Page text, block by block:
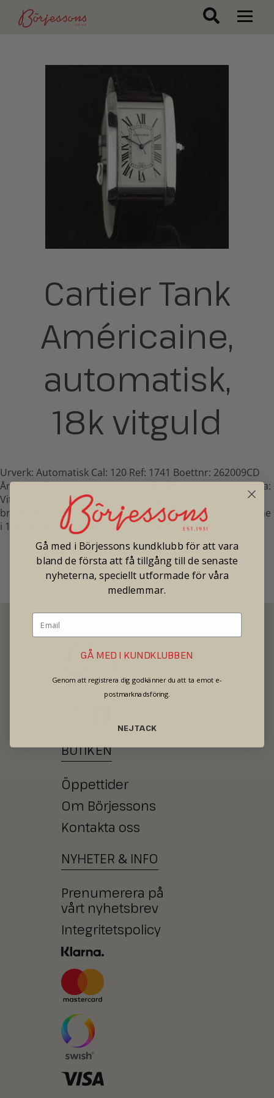
Cartier Tank
Américaine,
automatisk,
18k vitguld
Urverk: Automatisk Cal: 120 Ref: 1741 Boettnr: 262009CD
År: 1989 eller senare Boett: 18K vitguld, 26 x 45mm Urtavla:
Vit med romerskt index Glas: Safirglas Armband: Nytt,
brunt, alligator cariterarmband i läder med originalspänne
i 18K vitguld Helservad 1 års garanti
Pris: 95 000
SECOND HAND - JEWELRY - WATCHES
BUTIKEN
Öppettider
Om Börjessons
Kontakta oss
NYHETER & INFO
Prenumerera på
vårt nyhetsbrev
Integritetspolicy
Gå med i Börjessons kundklubb för att vara
bland de första att få tillgång till de senaste
nyheterna, speciellt utformade för våra
medlemmar.
GÅ MED I KUNDKLUBBEN
Genom att registrera dig godkänner du att ta emot e-
postmarknadsföring.
NEJ TACK